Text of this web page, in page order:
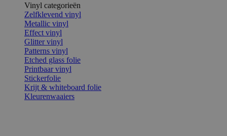
Vinyl categorieën
Zelfklevend vinyl
Metallic vinyl
Effect vinyl
Glitter vinyl
Patterns vinyl
Etched glass folie
Printbaar vinyl
Stickerfolie
Krijt & whiteboard folie
Kleurenwaaiers